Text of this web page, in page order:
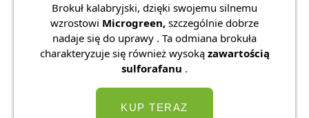
Brokuł kalabryjski, dzięki swojemu silnemu
wzrostowi Microgreen, szczególnie dobrze
nadaje się do uprawy . Ta odmiana brokuła
charakteryzuje się również wysoką zawartością
sulforafanu .
KUP TERAZ